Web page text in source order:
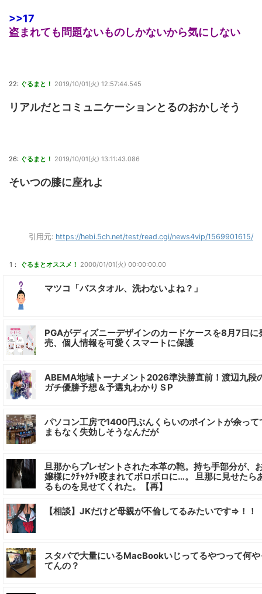
>>17
盗まれても問題ないものしかないから気にしない
22: ぐるまと！ 2019/10/01(火) 12:57:44.545
リアルだとコミュニケーションとるのおかしそう
26: ぐるまと！ 2019/10/01(火) 13:11:43.086
そいつの膝に座れよ
引用元: https://hebi.5ch.net/test/read.cgi/news4vip/1569901615/
1： ぐるまとオススメ！ 2000/01/01(火) 00:00:00.00
マツコ「バスタオル、洗わないよね？」
PGAがディズニーデザインのカードケースを8月7日に
売、個人情報を可愛くスマートに保護
ABEMA地域トーナメント2026準決勝直前！渡辺九段
ガチ優勝予想＆予選丸わかりＳP
パソコン工房で1400円ぶんくらいのポイントが余って
まもなく失効しそうなんだが
旦那からプレゼントされた本革の鞄。持ち手部分が、
嬢様にｸﾁｬｸﾁｬ咬まれてボロボロに…。 旦那に見せたら
るものを見せてくれた。【再】
【相談】JKだけど母親が不倫してるみたいです⇒！！
スタバで大量にいるMacBookいじってるやつって何や
てんの？